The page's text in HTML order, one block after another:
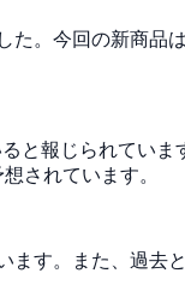
。今回の新商品
報じられていま
されています。
す。また、過去